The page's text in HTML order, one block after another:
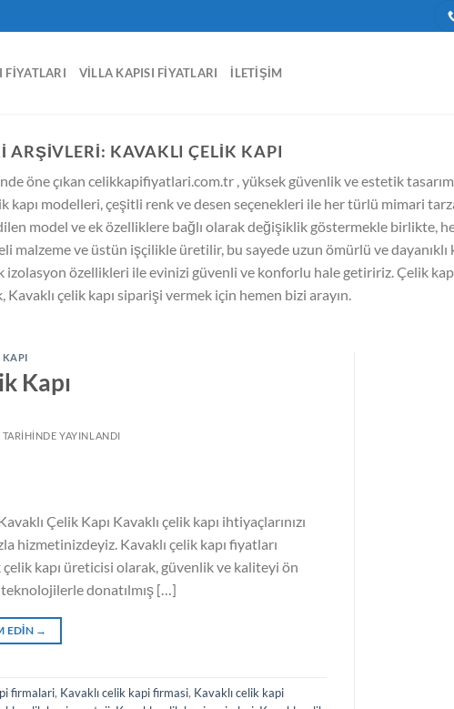
FIYATLARI VILLA KAPISI FIYATLARI İLETIŞIM
ARŞIVLERI: KAVAKLI ÇELIK KAPI
öne çıkan celikkapifiyatlari.com.tr , yüksek güvenlik ve estetik
kapı modelleri, çeşitli renk ve desen seçenekleri ile her türlü mimari
model ve ek özelliklere bağlı olarak değişiklik göstermekle birlikte,
malzeme ve üstün işçilikle üretilir, bu sayede uzun ömürlü ve dayanıklı
izolasyon özellikleri ile evinizi güvenli ve konforlu hale getiririz. Çelik
çelik kapı siparişi vermek için hemen bizi arayın.
KAPI
Kapı
TARIHINDE YAYINLANDI
Çelik Kapı Kavaklı çelik kapı ihtiyaçlarınızı
hizmetinizdeyiz. Kavaklı çelik kapı fiyatları
kapı üreticisi olarak, güvenlik ve kaliteyi ön
donatılmış […]
EDIN →
firmalari, Kavaklı celik kapi firmasi, Kavaklı celik kapi